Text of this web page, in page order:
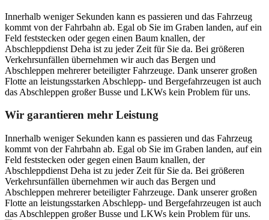
Innerhalb weniger Sekunden kann es passieren und das Fahrzeug
kommt von der Fahrbahn ab. Egal ob Sie im Graben landen, auf ein
Feld feststecken oder gegen einen Baum knallen, der
Abschleppdienst Deha ist zu jeder Zeit für Sie da. Bei größeren
Verkehrsunfällen übernehmen wir auch das Bergen und
Abschleppen mehrerer beteiligter Fahrzeuge. Dank unserer großen
Flotte an leistungsstarken Abschlepp- und Bergefahrzeugen ist auch
das Abschleppen großer Busse und LKWs kein Problem für uns.
Wir garantieren mehr Leistung
Innerhalb weniger Sekunden kann es passieren und das Fahrzeug
kommt von der Fahrbahn ab. Egal ob Sie im Graben landen, auf ein
Feld feststecken oder gegen einen Baum knallen, der
Abschleppdienst Deha ist zu jeder Zeit für Sie da. Bei größeren
Verkehrsunfällen übernehmen wir auch das Bergen und
Abschleppen mehrerer beteiligter Fahrzeuge. Dank unserer großen
Flotte an leistungsstarken Abschlepp- und Bergefahrzeugen ist auch
das Abschleppen großer Busse und LKWs kein Problem für uns.